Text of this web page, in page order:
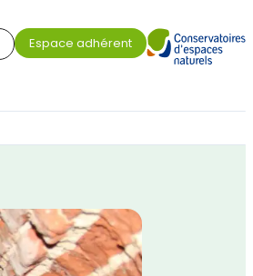
Espace adhérent